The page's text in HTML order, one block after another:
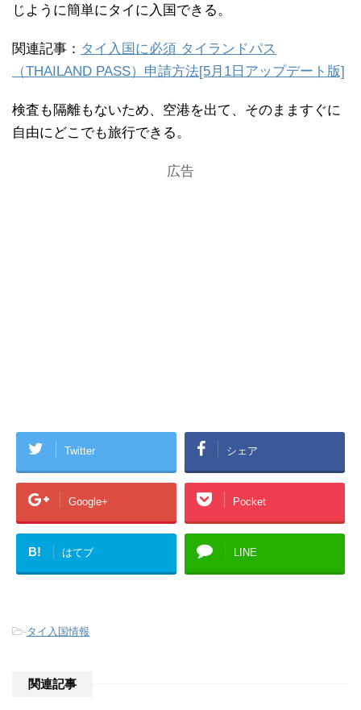
じように簡単にタイに入国できる。
関連記事： タイ入国に必須 タイランドパス
（THAILAND PASS）申請方法[5月1日アップデート版]
検査も隔離もないため、空港を出て、そのまますぐに
自由にどこでも旅行できる。
広告
Twitter シェア
Google+ Pocket
B! はてブ LINE
-タイ入国情報
関連記事